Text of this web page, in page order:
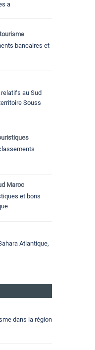
a
bancaires et
au Sud
Souss
Maroc
et bons
Atlantique,
dans la région